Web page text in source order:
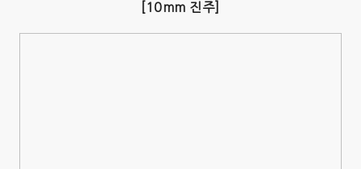
[10mm 진주]